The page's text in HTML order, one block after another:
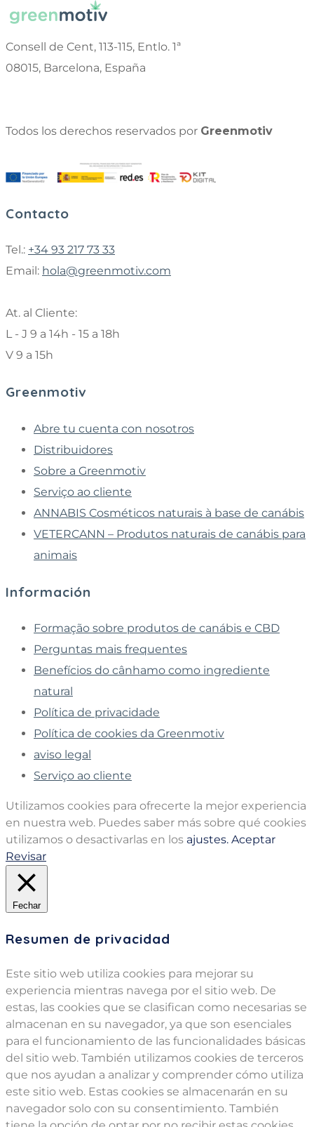
Consell de Cent, 113-115, Entlo. 1ª
08015, Barcelona, España
Todos los derechos reservados por Greenmotiv
Contacto
Tel.: +34 93 217 73 33
Email: hola@greenmotiv.com
At. al Cliente:
L - J 9 a 14h - 15 a 18h
V 9 a 15h
Greenmotiv
Abre tu cuenta con nosotros
Distribuidores
Sobre a Greenmotiv
Serviço ao cliente
ANNABIS Cosméticos naturais à base de canábis
VETERCANN – Produtos naturais de canábis para
animais
Información
Formação sobre produtos de canábis e CBD
Perguntas mais frequentes
Benefícios do cânhamo como ingrediente
natural
Política de privacidade
Política de cookies da Greenmotiv
aviso legal
Serviço ao cliente
Utilizamos cookies para ofrecerte la mejor experiencia
en nuestra web. Puedes saber más sobre qué cookies
utilizamos o desactivarlas en los ajustes. Aceptar
Revisar
Fechar
Resumen de privacidad
Este sitio web utiliza cookies para mejorar su
experiencia mientras navega por el sitio web. De
estas, las cookies que se clasifican como necesarias se
almacenan en su navegador, ya que son esenciales
para el funcionamiento de las funcionalidades básicas
del sitio web. También utilizamos cookies de terceros
que nos ayudan a analizar y comprender cómo utiliza
este sitio web. Estas cookies se almacenarán en su
navegador solo con su consentimiento. También